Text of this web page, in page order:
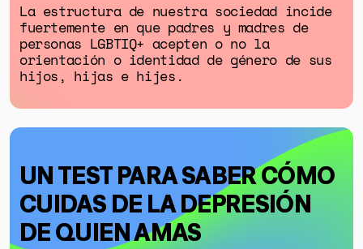
La estructura de nuestra sociedad incide
fuertemente en que padres y madres de
personas LGBTIQ+ acepten o no la
orientación o identidad de género de sus
hijos, hijas e hijes.
UN TEST PARA SABER CÓMO
CUIDAS DE LA DEPRESIÓN
DE QUIEN AMAS